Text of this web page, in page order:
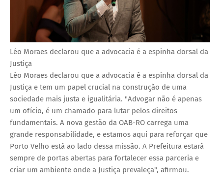
Léo Moraes declarou que a advocacia é a espinha dorsal da
Justiça
Léo Moraes declarou que a advocacia é a espinha dorsal da
Justiça e tem um papel crucial na construção de uma
sociedade mais justa e igualitária. "Advogar não é apenas
um ofício, é um chamado para lutar pelos direitos
fundamentais. A nova gestão da OAB-RO carrega uma
grande responsabilidade, e estamos aqui para reforçar que
Porto Velho está ao lado dessa missão. A Prefeitura estará
sempre de portas abertas para fortalecer essa parceria e
criar um ambiente onde a Justiça prevaleça", afirmou.